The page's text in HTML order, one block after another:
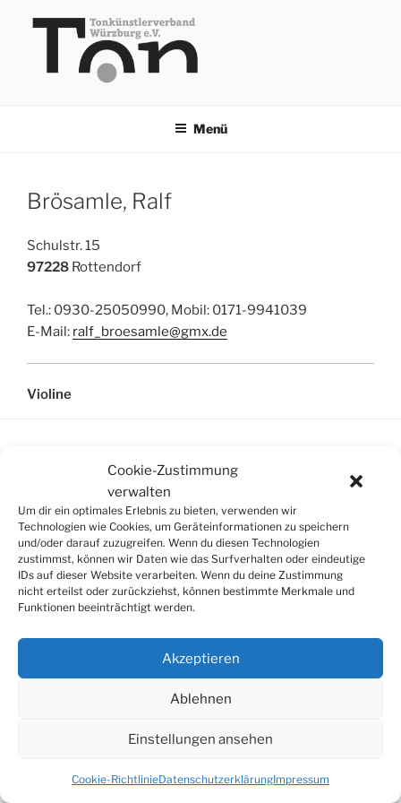
Cookie-Zustimmung
verwalten
Um dir ein optimales Erlebnis zu bieten, verwenden wir
Technologien wie Cookies, um Geräteinformationen zu speichern
und/oder darauf zuzugreifen. Wenn du diesen Technologien
zustimmst, können wir Daten wie das Surfverhalten oder eindeutige
IDs auf dieser Website verarbeiten. Wenn du deine Zustimmung
nicht erteilst oder zurückziehst, können bestimmte Merkmale und
Funktionen beeinträchtigt werden.
Akzeptieren
Ablehnen
Einstellungen ansehen
Cookie-RichtlinieDatenschutzerklärungImpressum
Inhalt
Menü
Brösamle, Ralf
Schulstr. 15
97228 Rottendorf
Tel.: 0930-25050990, Mobil: 0171-9941039
E-Mail: ralf_broesamle@gmx.de
Violine
Suchen
nach: